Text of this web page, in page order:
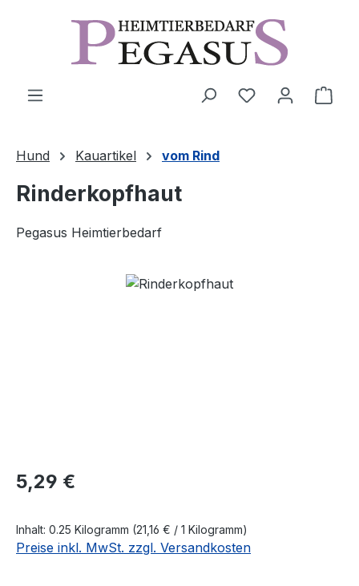
Zum Hauptinhalt springen
Hund Kauartikel vom Rind
Rinderkopfhaut
Pegasus Heimtierbedarf
Bildergalerie überspringen
Regulärer Preis:
5,29 €
Inhalt: 0.25 Kilogramm (21,16 € / 1 Kilogramm)
Preise inkl. MwSt. zzgl. Versandkosten